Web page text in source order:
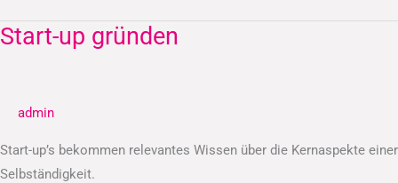
Start-up gründen
admin
Start-up’s bekommen relevantes Wissen über die Kernaspekte einer
Selbständigkeit.
Start-